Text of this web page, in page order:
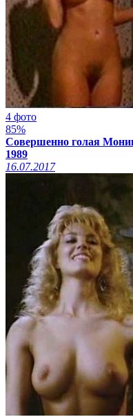
4 фото
85%
Совершенно голая
1989
16.07.2017